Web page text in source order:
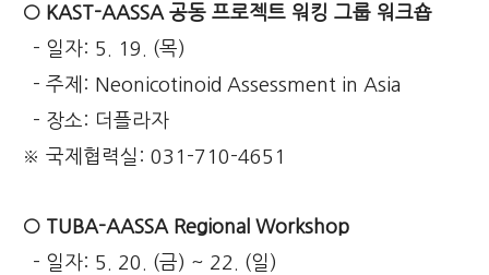
○ KAST-AASSA 공동 프로젝트 워킹 그룹 워크숍
- 일자: 5. 19. (목)
- 주제: Neonicotinoid Assessment in Asia
- 장소: 더플라자
※ 국제협력실: 031-710-4651
○ TUBA-AASSA Regional Workshop
- 일자: 5. 20. (금) ~ 22. (일)